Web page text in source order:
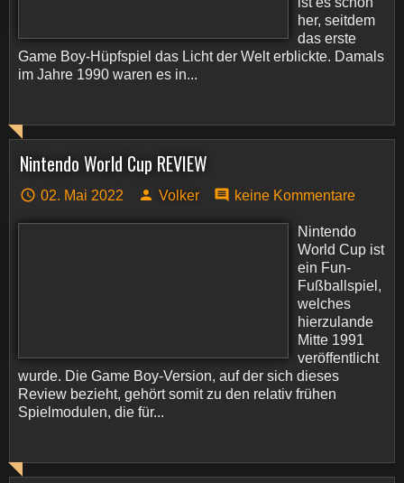
her, seitdem
das erste
Game Boy-Hüpfspiel das Licht der Welt erblickte. Damals
im Jahre 1990 waren es in...
Nintendo World Cup REVIEW
02. Mai 2022 Volker keine Kommentare
Nintendo
World Cup ist
ein Fun-
Fußballspiel,
welches
hierzulande
Mitte 1991
veröffentlicht
wurde. Die Game Boy-Version, auf der sich dieses
Review bezieht, gehört somit zu den relativ frühen
Spielmodulen, die für...